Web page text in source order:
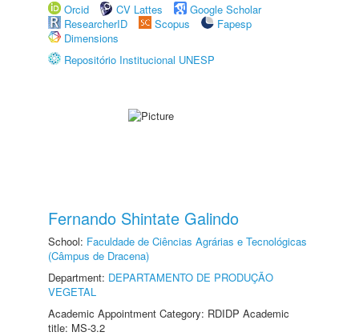
Orcid CV Lattes
Google Scholar
ResearcherID
Scopus
Fapesp
Dimensions
Repositório Institucional UNESP
Fernando Shintate Galindo
School: Faculdade de Ciências Agrárias e Tecnológicas
(Câmpus de Dracena)
Department: DEPARTAMENTO DE PRODUÇÃO
VEGETAL
Academic Appointment Category: RDIDP Academic
title: MS-3.2